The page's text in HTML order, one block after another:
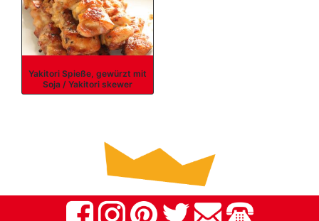
Yakitori Spieße, gewürzt mit
Soja / Yakitori skewer